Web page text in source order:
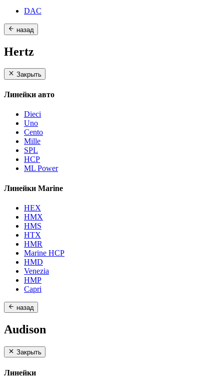
DAC
назад
Hertz
Закрыть
Линейки авто
Dieci
Uno
Cento
Mille
SPL
HCP
ML Power
Линейки Marine
HEX
HMX
HMS
HTX
HMR
Marine HCP
HMD
Venezia
HMP
Capri
назад
Audison
Закрыть
Линейки